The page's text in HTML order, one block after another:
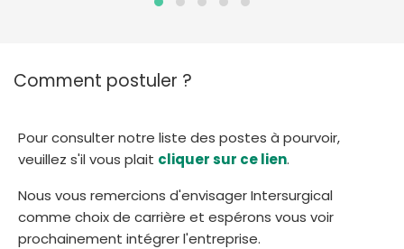
Comment postuler ?
Pour consulter notre liste des postes à pourvoir,
veuillez s'il vous plait cliquer sur ce lien.
Nous vous remercions d'envisager Intersurgical
comme choix de carrière et espérons vous voir
prochainement intégrer l'entreprise.